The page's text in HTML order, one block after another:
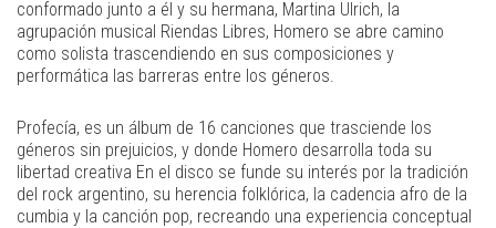
conformado junto a él y su hermana, Martina Ulrich, la
agrupación musical Riendas Libres, Homero se abre camino
como solista trascendiendo en sus composiciones y
performática las barreras entre los géneros.
Profecía, es un álbum de 16 canciones que trasciende los
géneros sin prejuicios, y donde Homero desarrolla toda su
libertad creativa En el disco se funde su interés por la tradición
del rock argentino, su herencia folklórica, la cadencia afro de la
cumbia y la canción pop, recreando una experiencia conceptual